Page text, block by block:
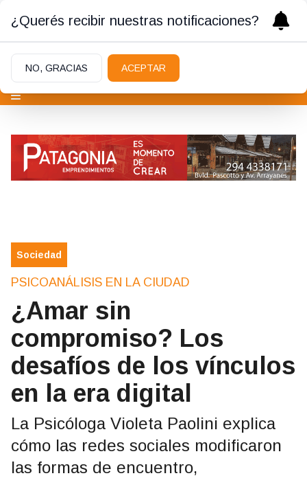
Sociedad
PSICOANÁLISIS EN LA CIUDAD
¿Amar sin
compromiso? Los
desafíos de los vínculos
en la era digital
La Psicóloga Violeta Paolini explica
cómo las redes sociales modificaron
las formas de encuentro,
¿Querés recibir nuestras notificaciones?
NO, GRACIAS ACEPTAR